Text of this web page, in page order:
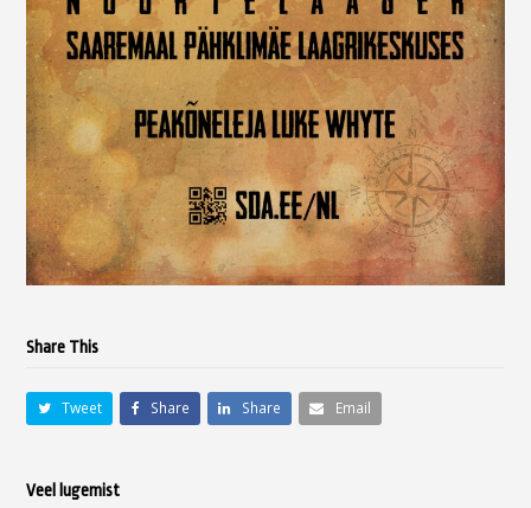
Share This
Tweet Share Share Email
Veel lugemist